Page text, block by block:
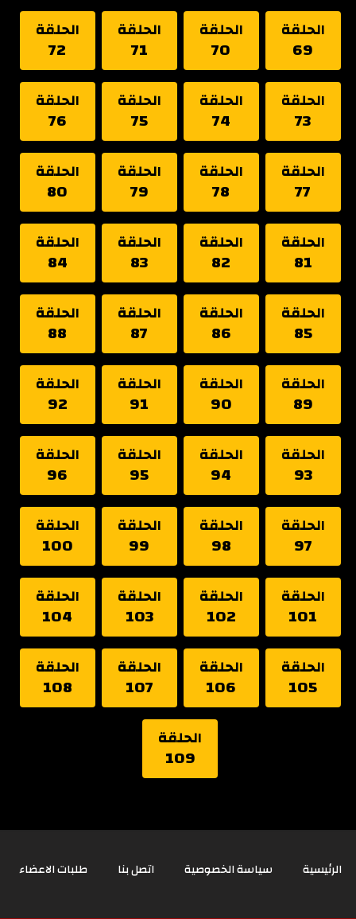
الحلقة
69
الحلقة
70
الحلقة
71
الحلقة
72
الحلقة
73
الحلقة
74
الحلقة
75
الحلقة
76
الحلقة
77
الحلقة
78
الحلقة
79
الحلقة
80
الحلقة
81
الحلقة
82
الحلقة
83
الحلقة
84
الحلقة
85
الحلقة
86
الحلقة
87
الحلقة
88
الحلقة
89
الحلقة
90
الحلقة
91
الحلقة
92
الحلقة
93
الحلقة
94
الحلقة
95
الحلقة
96
الحلقة
97
الحلقة
98
الحلقة
99
الحلقة
100
الحلقة
101
الحلقة
102
الحلقة
103
الحلقة
104
الحلقة
105
الحلقة
106
الحلقة
107
الحلقة
108
الحلقة
109
الرئيسية سياسة الخصوصية اتصل بنا طلبات الاعضاء